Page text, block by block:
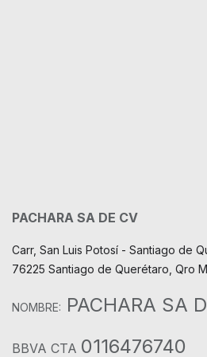
PACHARA SA DE CV
Carr, San Luis Potosí - Santiago de
76225 Santiago de Querétaro, Qro
NOMBRE: PACHARA SA
BBVA CTA 0116476740